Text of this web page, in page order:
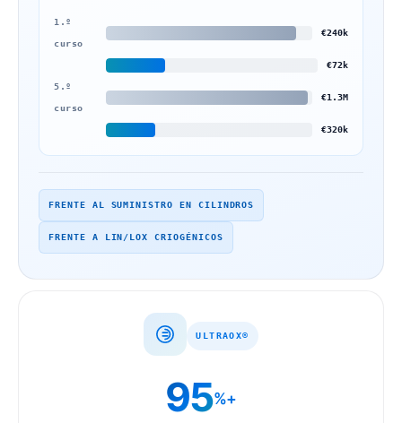
1.º
curso
€240k
€72k
5.º
curso
€1.3M
€320k
FRENTE AL SUMINISTRO EN CILINDROS
FRENTE A LIN/LOX CRIOGÉNICOS
ULTRAOX®
95%+